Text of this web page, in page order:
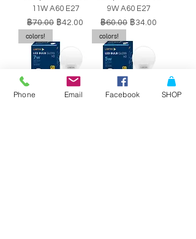
11W A60 E27
ราคาปกติ
฿70.00 ราคาขายลด
฿42.00
9W A60 E27
ราคาปกติ
฿60.00 ราคาขายลด
฿34.00
colors!
colors!
Phone Email Facebook SHOP